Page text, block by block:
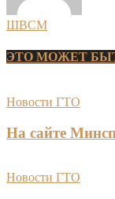
ШВСМ
ЭТО МОЖЕТ
Новости ГТО
На сайте
Новости ГТО